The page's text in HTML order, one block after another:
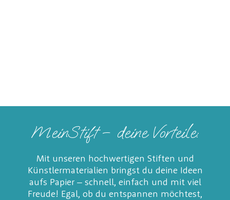
MeinStift – deine Vorteile:
Mit unseren hochwertigen Stiften und
Künstlermaterialien bringst du deine Ideen
aufs Papier – schnell, einfach und mit viel
Freude! Egal, ob du entspannen möchtest,